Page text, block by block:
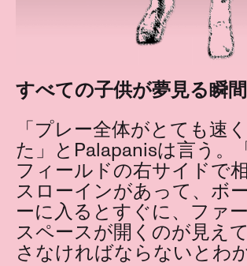
すべての子供が夢見る瞬間
「プレー全体がとても速
た」とPalapanisは言う。
フィールドの右サイドで
スローインがあって、ボ
ーに入るとすぐに、ファ
スペースが開くのが見え
さなければならないとわ